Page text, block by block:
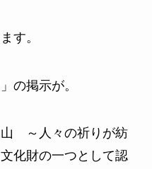
す。
の掲示が。
～人々の祈りが紡
化財の一つとして認